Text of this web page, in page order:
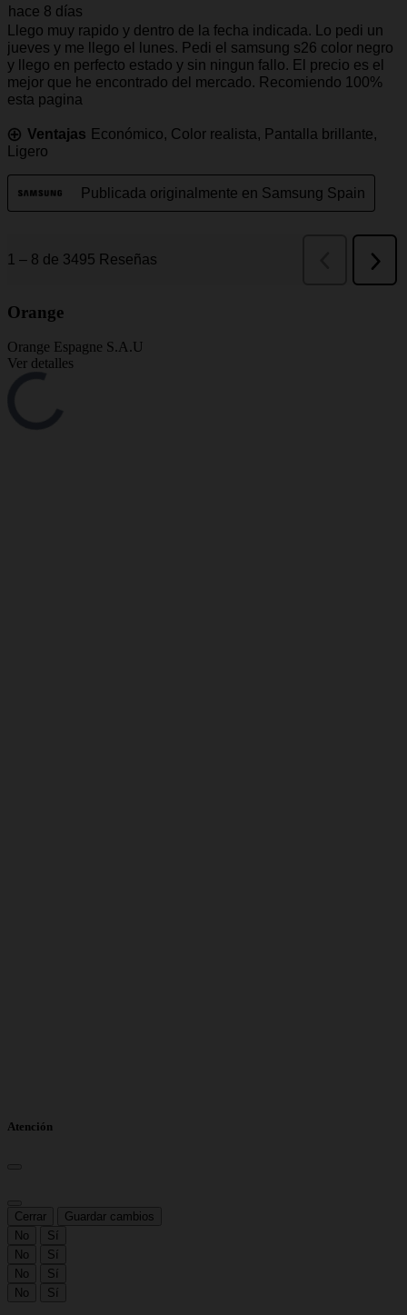
Orange
Orange Espagne S.A.U
Ver detalles
Atención
Cerrar
Guardar cambios
No
Sí
No
Sí
No
Sí
No
Sí